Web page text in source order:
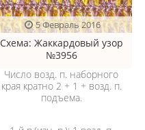
5 Февраль 2016
Схема: Жаккардовый узор
№3956
Число возд. п. наборного
края кратно 2 + 1 + возд. п.
подъема.